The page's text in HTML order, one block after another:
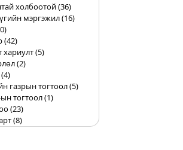
холбоотой(36)
мэргэжил(16)
(42)
хариулт(5)
(2)
(4)
газрын тогтоол(5)
тогтоол(1)
(23)
(8)